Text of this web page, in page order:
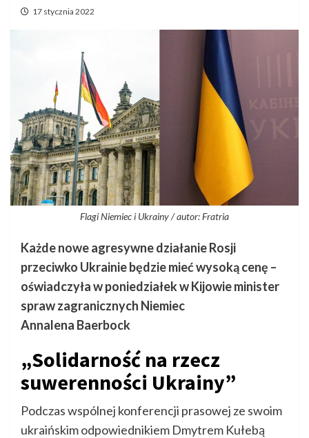
17 stycznia 2022
Flagi Niemiec i Ukrainy / autor: Fratria
Każde nowe agresywne działanie Rosji
przeciwko Ukrainie będzie mieć wysoką cenę –
oświadczyła w poniedziałek w Kijowie minister
spraw zagranicznych Niemiec
Annalena Baerbock
„Solidarność na rzecz
suwerenności Ukrainy”
Podczas wspólnej konferencji prasowej ze swoim
ukraińskim odpowiednikiem Dmytrem Kułebą